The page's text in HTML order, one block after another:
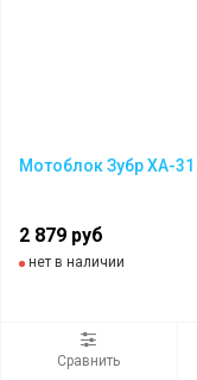
Мотоблок Зубр ХА-31
2 879 руб
нет в наличии
Сравнить